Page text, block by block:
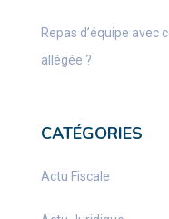
Repas d’équipe avec
allégée ?
CATÉGORIES
Actu Fiscale